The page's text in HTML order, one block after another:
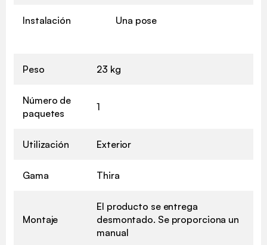
Instalación Una pose
Peso 23 kg
Número de
paquetes
1
Utilización Exterior
Gama Thira
Montaje
El producto se entrega
desmontado. Se proporciona un
manual